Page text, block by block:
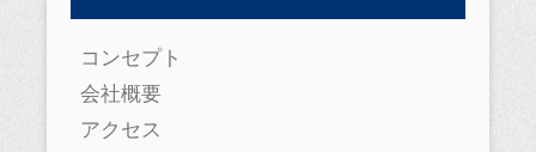
コンセプト
会社概要
アクセス